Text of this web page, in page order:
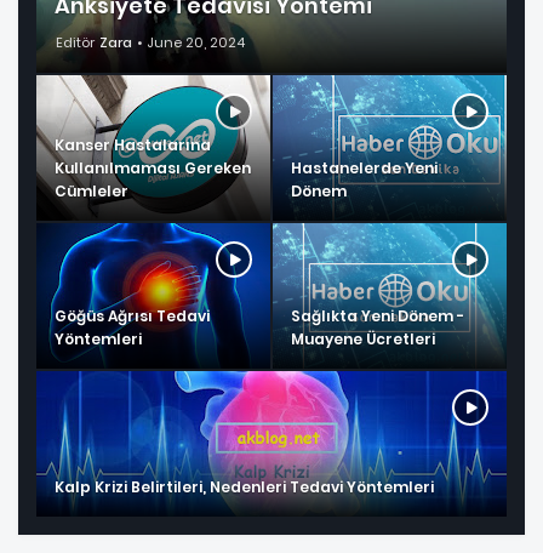
Editör Zara June 20, 2024
Kanser Hastalarına
Kullanılmaması Gereken
Cümleler
Hastanelerde Yeni
Dönem
Göğüs Ağrısı Tedavi
Yöntemleri
Sağlıkta Yeni Dönem -
Muayene Ücretleri
Kalp Krizi Belirtileri, Nedenleri Tedavi Yöntemleri